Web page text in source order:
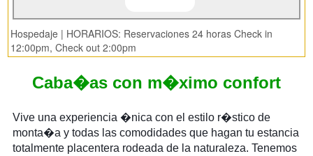
Hospedaje | HORARIOS: Reservaciones 24 horas Check in
12:00pm, Check out 2:00pm
Caba�as con m�ximo confort
Vive una experiencia �nica con el estilo r�stico de
monta�a y todas las comodidades que hagan tu estancia
totalmente placentera rodeada de la naturaleza. Tenemos